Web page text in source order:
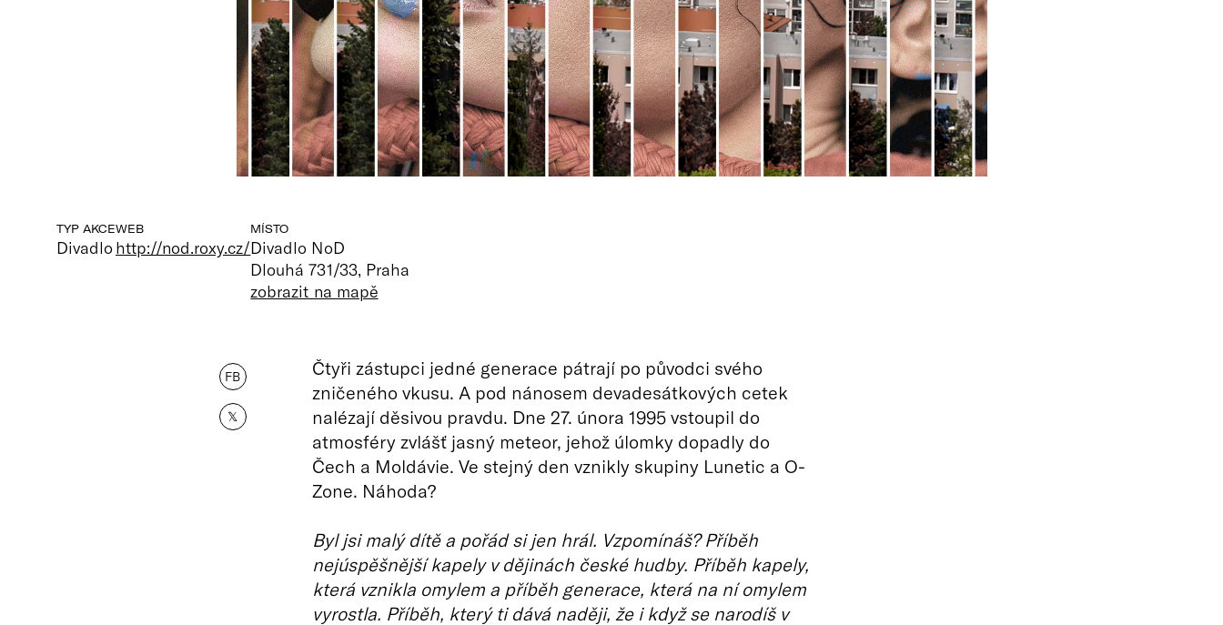
TYP AKCE
Divadlo
WEB
http://nod.roxy.cz/
MÍSTO
Divadlo NoD
Dlouhá 731/33, Praha
zobrazit na mapě
FB
𝕏
Čtyři zástupci jedné generace pátrají po původci svého
zničeného vkusu. A pod nánosem devadesátkových cetek
nalézají děsivou pravdu. Dne 27. února 1995 vstoupil do
atmosféry zvlášť jasný meteor, jehož úlomky dopadly do
Čech a Moldávie. Ve stejný den vznikly skupiny Lunetic a O-
Zone. Náhoda?
Byl jsi malý dítě a pořád si jen hrál. Vzpomínáš? Příběh
nejúspěšnější kapely v dějinách české hudby. Příběh kapely,
která vznikla omylem a příběh generace, která na ní omylem
vyrostla. Příběh, který ti dává naději, že i když se narodíš v